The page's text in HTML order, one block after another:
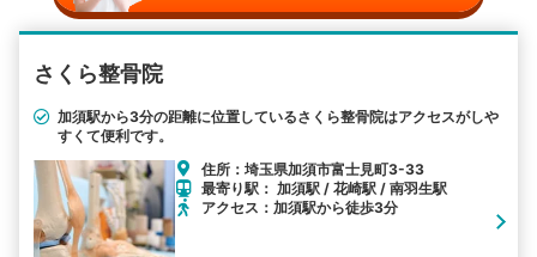
さくら整骨院
加須駅から3分の距離に位置しているさくら整骨院はアクセスがしや
すくて便利です。
住所：埼玉県加須市富士見町3-33
最寄り駅： 加須駅 / 花崎駅 / 南羽生駅
アクセス：加須駅から徒歩3分